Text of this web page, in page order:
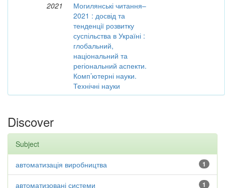
2021
Могилянські читання–
2021 : досвід та
тенденції розвитку
суспільства в Україні :
глобальний,
національний та
регіональний аспекти.
Комп’ютерні науки.
Технічні науки
Discover
Subject
1
автоматизація виробництва
1
автоматизовані системи